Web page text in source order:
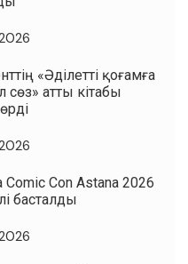
«Әділетті қоғамға
атты кітабы
Comic Con Astana 2026
басталды